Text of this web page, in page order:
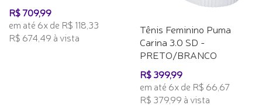
R$ 709,99
em até 6x de R$ 118,33
R$ 674,49 à vista
Tênis Feminino Puma
Carina 3.0 SD -
PRETO/BRANCO
R$ 399,99
em até 6x de R$ 66,67
R$ 379,99 à vista